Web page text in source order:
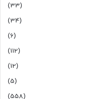
(33)
(34)
(6)
(112)
(12)
(5)
(558)